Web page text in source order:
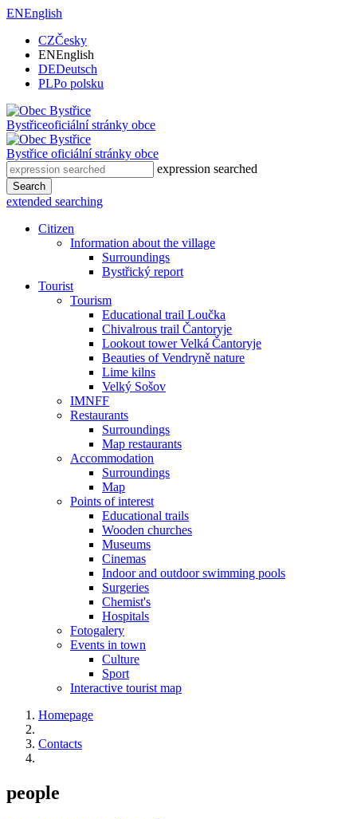
ENEnglish
CZČesky
ENEnglish
DEDeutsch
PLPo polsku
Bystřiceoficiální stránky obce
Bystřice oficiální stránky obce
expression searched
Search
extended searching
Citizen
Information about the village
Surroundings
Bystřický report
Tourist
Tourism
Educational trail Loučka
Chivalrous trail Čantoryje
Lookout tower Velká Čantoryje
Beauties of Vendryně nature
Lime kilns
Velký Sošov
IMNFF
Restaurants
Surroundings
Map restaurants
Accommodation
Surroundings
Map
Points of interest
Educational trails
Wooden churches
Museums
Cinemas
Indoor and outdoor swimming pools
Surgeries
Chemist's
Hospitals
Fotogalery
Events in town
Culture
Sport
Interactive tourist map
Homepage
Contacts
people